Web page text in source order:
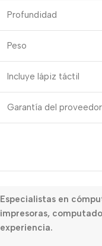
Profundidad
Peso
Incluye lápiz táctil
Garantía del proveedor
Especialistas en
impresoras,
experiencia.